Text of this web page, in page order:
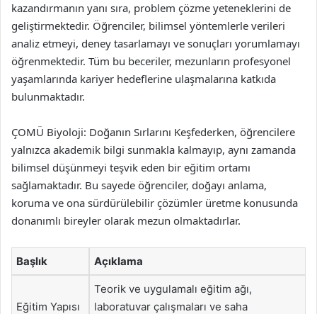
kazandırmanın yanı sıra, problem çözme yeteneklerini de
geliştirmektedir. Öğrenciler, bilimsel yöntemlerle verileri
analiz etmeyi, deney tasarlamayı ve sonuçları yorumlamayı
öğrenmektedir. Tüm bu beceriler, mezunların profesyonel
yaşamlarında kariyer hedeflerine ulaşmalarına katkıda
bulunmaktadır.
ÇOMÜ Biyoloji: Doğanın Sırlarını Keşfederken, öğrencilere
yalnızca akademik bilgi sunmakla kalmayıp, aynı zamanda
bilimsel düşünmeyi teşvik eden bir eğitim ortamı
sağlamaktadır. Bu sayede öğrenciler, doğayı anlama,
koruma ve ona sürdürülebilir çözümler üretme konusunda
donanımlı bireyler olarak mezun olmaktadırlar.
Başlık Açıklama
Eğitim Yapısı
Teorik ve uygulamalı eğitim ağı,
laboratuvar çalışmaları ve saha